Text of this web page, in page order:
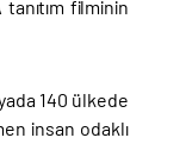
filminin
140 ülkede
insan odaklı